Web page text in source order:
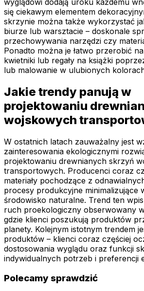
wyglądowi dodają uroku każdemu
się ciekawym elementem
skrzynie można także wykorzystać
biurze lub warsztacie – doskonale
przechowywania narzędzi czy
Ponadto można je łatwo przerobić
kwietniki lub regały na książki
lub malowanie w ulubionych
Jakie trendy panują w
projektowaniu
wojskowych
W ostatnich latach zauważalny jest
zainteresowania ekologicznymi
projektowaniu drewnianych skrzyń
transportowych. Producenci coraz
materiały pochodzące z
procesy produkcyjne minimalizujące
środowisko naturalne. Trend ten
ruch proekologiczny obserwowany
gdzie klienci poszukują produktów
planety. Kolejnym istotnym trendem
produktów – klienci coraz częściej
dostosowania wyglądu oraz funkcji
indywidualnych potrzeb i preferencji
Polecamy sprawdzić